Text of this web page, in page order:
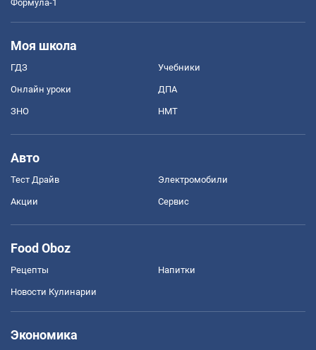
Формула-1
Моя школа
ГДЗ Учебники
Онлайн уроки ДПА
ЗНО НМТ
Авто
Тест Драйв Электромобили
Акции Сервис
Food Oboz
Рецепты Напитки
Новости Кулинарии
Экономика